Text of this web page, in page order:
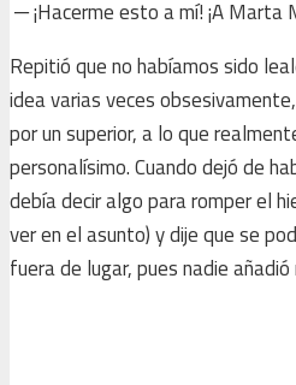
─ ¡Hacerme esto a mí! ¡A Marta
Repitió que no habíamos sido
idea varias veces
por un superior, a lo que
personalísimo. Cuando dejó de
debía decir algo para romper el
ver en el asunto) y dije que se
fuera de lugar, pues nadie